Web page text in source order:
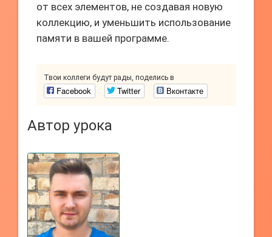
от всех элементов, не создавая новую
коллекцию, и уменьшить использование
памяти в вашей программе.
Твои коллеги будут рады, поделись в
Facebook Twitter Вконтакте
Автор урока